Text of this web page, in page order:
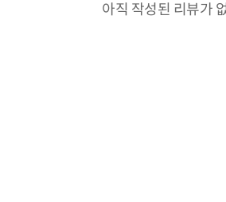
아직 작성된 리뷰가